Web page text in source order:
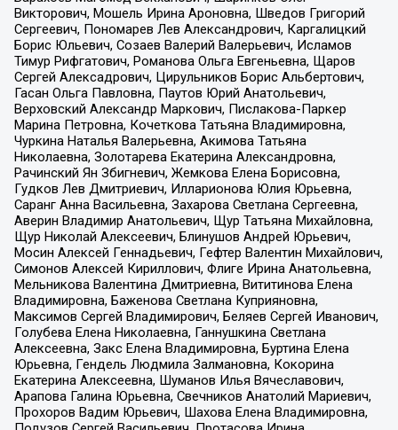
Викторович, Мошель Ирина Ароновна, Шведов Григорий
Сергеевич, Пономарев Лев Александрович, Каргалицкий
Борис Юльевич, Созаев Валерий Валерьевич, Исламов
Тимур Рифгатович, Романова Ольга Евгеньевна, Щаров
Сергей Алексадрович, Цирульников Борис Альбертович,
Гасан Ольга Павловна, Паутов Юрий Анатольевич,
Верховский Александр Маркович, Пислакова-Паркер
Марина Петровна, Кочеткова Татьяна Владимировна,
Чуркина Наталья Валерьевна, Акимова Татьяна
Николаевна, Золотарева Екатерина Александровна,
Рачинский Ян Збигневич, Жемкова Елена Борисовна,
Гудков Лев Дмитриевич, Илларионова Юлия Юрьевна,
Саранг Анна Васильевна, Захарова Светлана Сергеевна,
Аверин Владимир Анатольевич, Щур Татьяна Михайловна,
Щур Николай Алексеевич, Блинушов Андрей Юрьевич,
Мосин Алексей Геннадьевич, Гефтер Валентин Михайлович,
Симонов Алексей Кириллович, Флиге Ирина Анатольевна,
Мельникова Валентина Дмитриевна, Вититинова Елена
Владимировна, Баженова Светлана Куприяновна,
Максимов Сергей Владимирович, Беляев Сергей Иванович,
Голубева Елена Николаевна, Ганнушкина Светлана
Алексеевна, Закс Елена Владимировна, Буртина Елена
Юрьевна, Гендель Людмила Залмановна, Кокорина
Екатерина Алексеевна, Шуманов Илья Вячеславович,
Арапова Галина Юрьевна, Свечников Анатолий Мариевич,
Прохоров Вадим Юрьевич, Шахова Елена Владимировна,